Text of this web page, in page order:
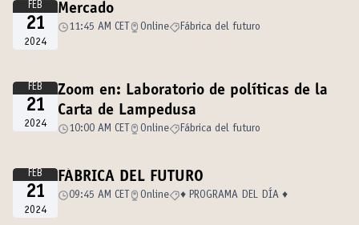
FEB
21
2024
Mercado
11:45 AM CET Online Fábrica del futuro
FEB
21
2024
Zoom en: Laboratorio de políticas de la
Carta de Lampedusa
10:00 AM CET Online Fábrica del futuro
FEB
21
2024
FÁBRICA DEL FUTURO
09:45 AM CET Online ♦️ PROGRAMA DEL DÍA ♦️